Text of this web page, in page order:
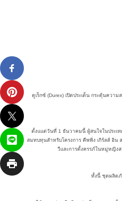
ดูเร็กซ์ (Durex) เปิดประเด็น กระตุ้นควา
ตั้งแแต่วันที่ 1 ธันวาคมนี้ ผู้สนใจในประเท
สมทบทุนสำหรับโครงการ คีพพิ่ง เกิร์ลส์ อิน
วีและการตั้งครรภ์ในหมู่หญิง
ทั้งนี้ ชุดผลิตภั